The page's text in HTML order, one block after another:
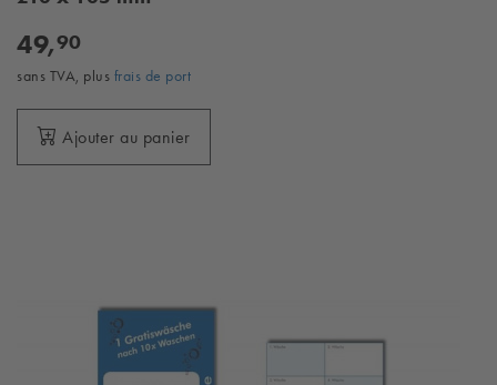
49,90
sans TVA, plus frais de port
Ajouter au panier